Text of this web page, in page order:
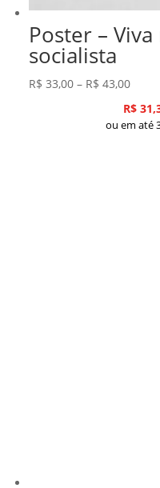
Poster –
socialista
R$ 33,00 – R$ 43,00Faixa
de
R$
ou em até